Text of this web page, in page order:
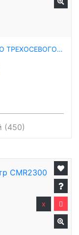
СМЕННЫЙ ДАТЧИК ДЛЯ ЦИФРОВОГО ТРЕХОСЕВОГО МАГНИТОМЕТРА CMR2300
(450)
x